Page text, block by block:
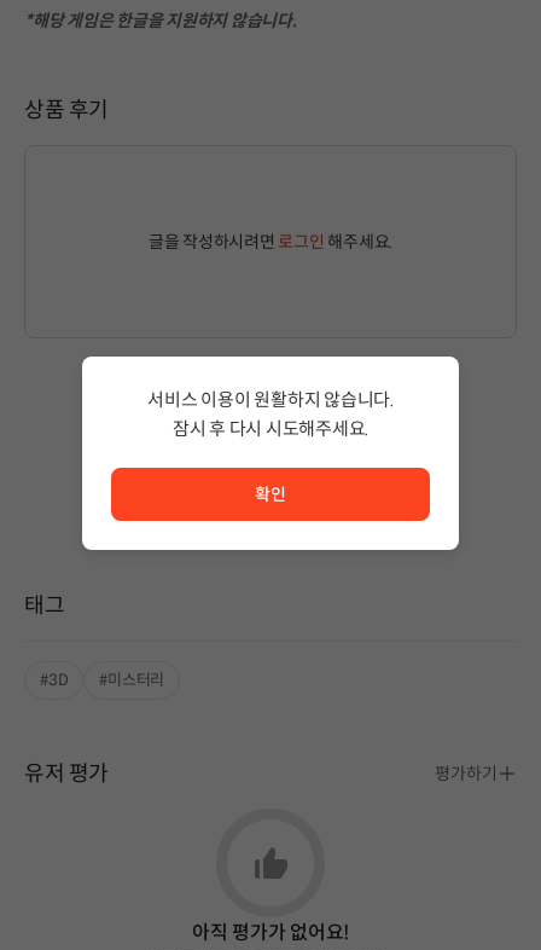
*해당 게임은 한글을 지원하지 않습니다.
상품 후기
글을 작성하시려면 로그인 해주세요.
작성된 글이 없습니다.
태그
#3D #미스터리
유저 평가 평가하기
아직 평가가 없어요!
서비스 이용이 원활하지 않습니다.
잠시 후 다시 시도해주세요.
확인